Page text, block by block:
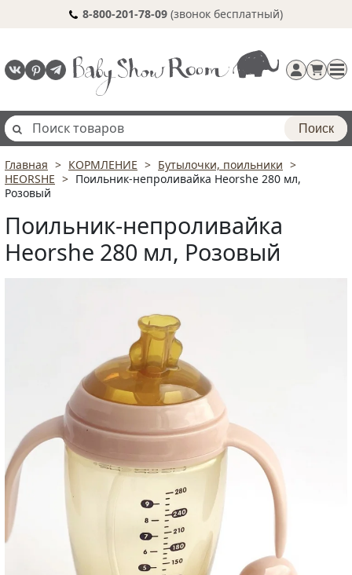
8-800-201-78-09 (звонок бесплатный)
Регистрация
Поиск
Главная КОРМЛЕНИЕ
Бутылочки, поильники
HEORSHE
Поильник-непроливайка Heorshe 280 мл,
Розовый
Поильник-непроливайка
Heorshe 280 мл, Розовый